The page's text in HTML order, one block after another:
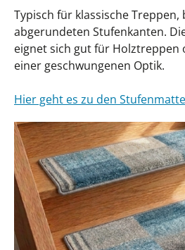
Typisch für klassische
abgerundeten Stufenkanten.
eignet sich gut für Holztreppen
einer geschwungenen Optik.
Hier geht es zu den